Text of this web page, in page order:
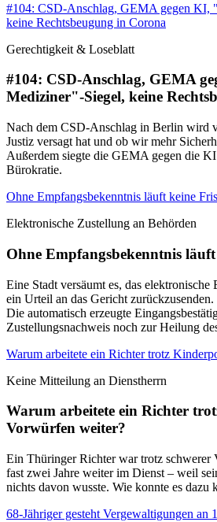
#104: CSD-Anschlag, GEMA gegen KI,
keine Rechtsbeugung in Corona
Gerechtigkeit & Loseblatt
#104: CSD-Anschlag, GEMA
Mediziner"-Siegel, keine
Nach dem CSD-Anschlag in Berlin wird
Justiz versagt hat und ob wir mehr
Außerdem siegte die GEMA gegen die
Bürokratie.
Ohne Empfangsbekenntnis läuft keine
Elektronische Zustellung an Behörden
Ohne Empfangsbekenntnis
Eine Stadt versäumt es, das
ein Urteil an das Gericht
Die automatisch erzeugte
Zustellungsnachweis noch zur Heilung
Warum arbeitete ein Richter trotz
Keine Mitteilung an Dienstherrn
Warum arbeitete ein Richter
Vorwürfen weiter?
Ein Thüringer Richter war trotz schwerer
fast zwei Jahre weiter im Dienst – weil
nichts davon wusste. Wie konnte es dazu
68-Jähriger gesteht Vergewaltigungen an